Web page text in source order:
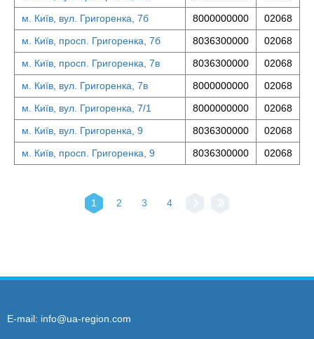
м. Київ, вул. Григоренка, 7б
8000000000
02068
м. Київ, просп. Григоренка, 7б
8036300000
02068
м. Київ, просп. Григоренка, 7в
8036300000
02068
м. Київ, вул. Григоренка, 7в
8000000000
02068
м. Київ, вул. Григоренка, 7/1
8000000000
02068
м. Київ, вул. Григоренка, 9
8036300000
02068
м. Київ, просп. Григоренка, 9
8036300000 02068
1 2 3 4
E-mail: info@ua-region.com